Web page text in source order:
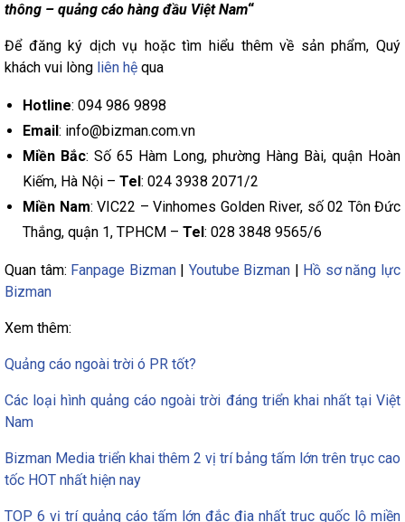
thông – quảng cáo hàng đầu Việt Nam“
Để đăng ký dịch vụ hoặc tìm hiểu thêm về sản phẩm, Quý
khách vui lòng liên hệ qua
Hotline: 094 986 9898
Email: info@bizman.com.vn
Miền Bắc: Số 65 Hàm Long, phường Hàng Bài, quận Hoàn
Kiếm, Hà Nội – Tel: 024 3938 2071/2
Miền Nam: VIC22 – Vinhomes Golden River, số 02 Tôn Đức
Thắng, quận 1, TPHCM – Tel: 028 3848 9565/6
Quan tâm: Fanpage Bizman| Youtube Bizman | Hồ sơ năng lực
Bizman
Xem thêm:
Quảng cáo ngoài trời ó PR tốt?
Các loại hình quảng cáo ngoài trời đáng triển khai nhất tại Việt
Nam
Bizman Media triển khai thêm 2 vị trí bảng tấm lớn trên trục cao
tốc HOT nhất hiện nay
TOP 6 vị trí quảng cáo tấm lớn đắc địa nhất trục quốc lộ miền